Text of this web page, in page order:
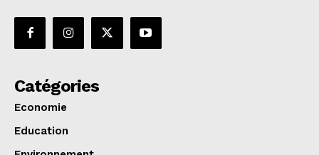
Catégories
Economie
Education